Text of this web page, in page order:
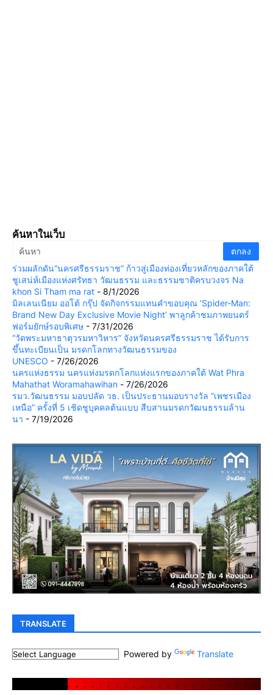
ค้นหาในเว็บ
ร่วมผลักดัน“นครศรีธรรมราช” ก้าวสู่เมืองท่องเที่ยวหลักของภาคใต้
ชูเสน่ห์เมืองแห่งศรัทธา วัฒนธรรม และธรรมชาติครบวงจร Na
khon Si Tham ma rat - 8/1/2026
มิลเลนเนียม ออโต้ กรุ๊ป จัดกิจกรรมแทนคำขอบคุณ ‘Spider-Man:
Brand New Day Exclusive Movie Night’ พาลูกค้าชมภาพยนตร์
ฟอร์มยักษ์รอบพิเศษ - 7/31/2026
“วัดพระมหาธาตุวรมหาวิหาร” จังหวัดนครศรีธรรมราช ได้รับการ
ขึ้นทะเบียนเป็น มรดกโลกทางวัฒนธรรมของ
UNESCO - 7/26/2026
นครแห่งธรรม นครแห่งมรดกโลกแห่งแรกของภาคใต้ Wat Phra
Mahathat Woramahawihan - 7/26/2026
รมว.วัฒนธรรม มอบปลัด วธ. เป็นประธานมอบรางวัล “เพชรเมือง
เหนือ” ครั้งที่ 5 เชิดชูบุคคลต้นแบบ สืบสานมรดกวัฒนธรรมล้าน
นา - 7/19/2026
TRANSLATE
Powered by Translate
. . . . . . . . . . . . . . . . . . . . . . .